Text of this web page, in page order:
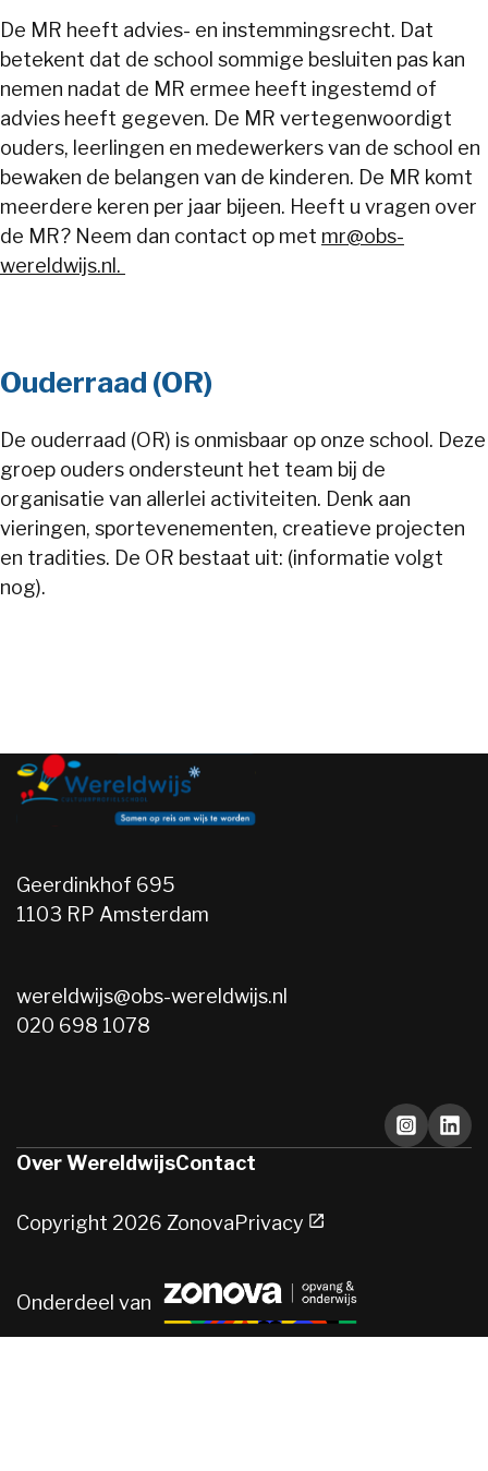
De MR heeft advies- en instemmingsrecht. Dat
betekent dat de school sommige besluiten pas kan
nemen nadat de MR ermee heeft ingestemd of
advies heeft gegeven. De MR vertegenwoordigt
ouders, leerlingen en medewerkers van de school en
bewaken de belangen van de kinderen. De MR komt
meerdere keren per jaar bijeen. Heeft u vragen over
de MR? Neem dan contact op met mr@obs-
wereldwijs.nl.
Ouderraad (OR)
De ouderraad (OR) is onmisbaar op onze school. Deze
groep ouders ondersteunt het team bij de
organisatie van allerlei activiteiten. Denk aan
vieringen, sportevenementen, creatieve projecten
en tradities. De OR bestaat uit: (informatie volgt
nog).
Geerdinkhof 695
1103 RP Amsterdam
wereldwijs@obs-wereldwijs.nl
020 698 1078
Over WereldwijsContact
Copyright 2026 ZonovaPrivacy
Onderdeel van
Ga naar Zonova.nl (opent in een